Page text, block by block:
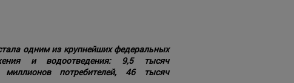
одним из крупнейших федеральных
и водоотведения: 9,5 тысяч
потребителей, 46 тысяч